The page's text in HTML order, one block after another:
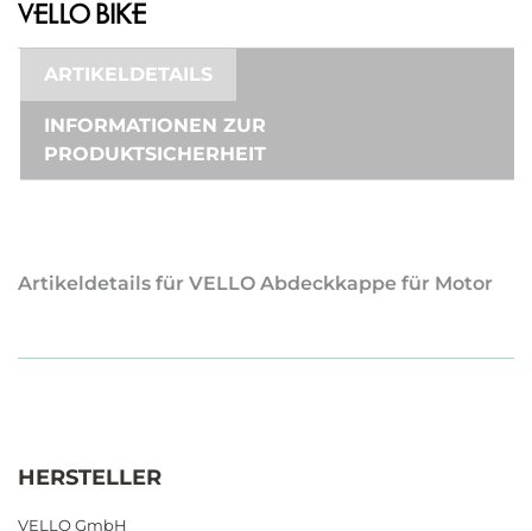
ARTIKELDETAILS
INFORMATIONEN ZUR
PRODUKTSICHERHEIT
Artikeldetails für VELLO Abdeckkappe für Motor
HERSTELLER
VELLO GmbH